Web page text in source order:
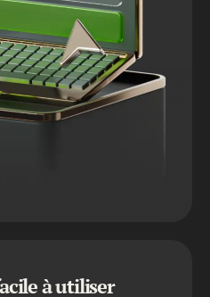
à utiliser